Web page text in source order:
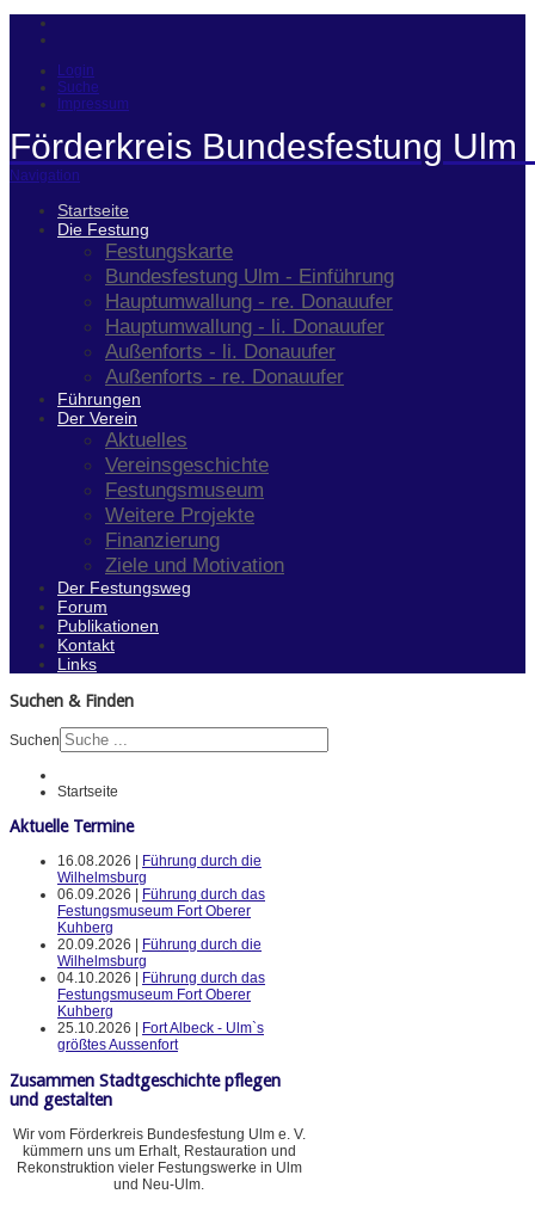
Login
Suche
Impressum
Förderkreis Bundesfestung Ulm
Navigation
Startseite
Die Festung
Festungskarte
Bundesfestung Ulm - Einführung
Hauptumwallung - re. Donauufer
Hauptumwallung - li. Donauufer
Außenforts - li. Donauufer
Außenforts - re. Donauufer
Führungen
Der Verein
Aktuelles
Vereinsgeschichte
Festungsmuseum
Weitere Projekte
Finanzierung
Ziele und Motivation
Der Festungsweg
Forum
Publikationen
Kontakt
Links
Suchen & Finden
Suchen
Startseite
Aktuelle Termine
16.08.2026 |
Führung durch die
Wilhelmsburg
06.09.2026 |
Führung durch das
Festungsmuseum Fort Oberer
Kuhberg
20.09.2026 |
Führung durch die
Wilhelmsburg
04.10.2026 |
Führung durch das
Festungsmuseum Fort Oberer
Kuhberg
25.10.2026 |
Fort Albeck - Ulm`s
größtes Aussenfort
Zusammen Stadtgeschichte pflegen
und gestalten
Wir vom Förderkreis Bundesfestung Ulm e. V.
kümmern uns um Erhalt, Restauration und
Rekonstruktion vieler Festungswerke in Ulm
und Neu-Ulm.